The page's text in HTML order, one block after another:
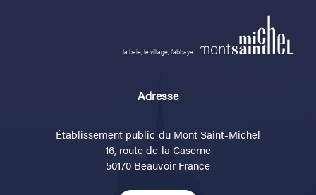
la baie, le village, l'abbaye
Adresse
Établissement public du Mont Saint-Michel
16, route de la Caserne
50170 Beauvoir France